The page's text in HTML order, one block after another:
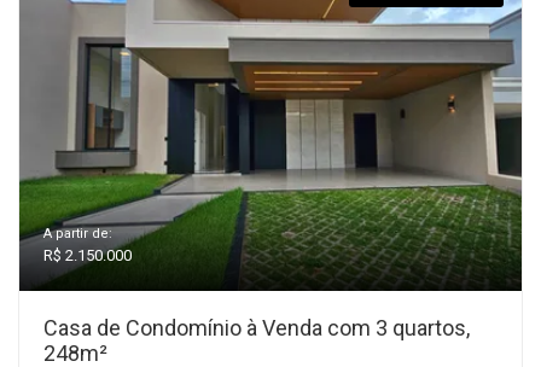
A partir de:
R$ 2.150.000
Casa de Condomínio à Venda com 3 quartos,
248m²